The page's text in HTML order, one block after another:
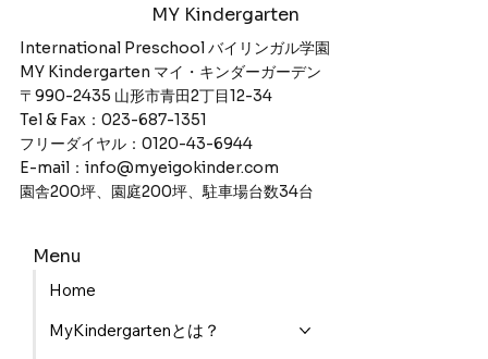
MY Kindergarten
International Preschool バイリンガル学園
MY Kindergarten マイ・キンダーガーデン
〒990-2435 山形市青田2丁目12-34
Tel & Fax：023-687-1351
フリーダイヤル：0120-43-6944
E-mail：info@myeigokinder.com
園舎200坪、園庭200坪、駐車場台数34台
Home
MyKindergartenとは？
Menu